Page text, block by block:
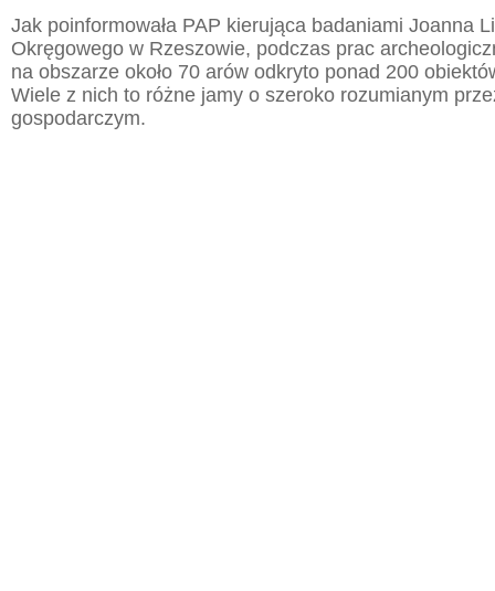
Jak poinformowała PAP kierująca badaniami Joanna
Okręgowego w Rzeszowie, podczas prac
na obszarze około 70 arów odkryto ponad 200
Wiele z nich to różne jamy o szeroko rozumianym
gospodarczym.